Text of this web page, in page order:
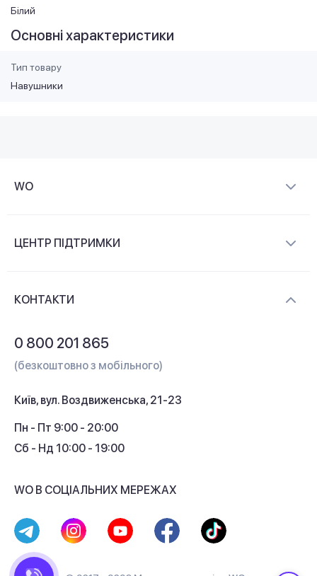
Білий
Основні характеристики
Тип товару
Навушники
WO
Контакти
ЦЕНТР ПІДТРИМКИ
Кешбек
КОНТАКТИ
0 800 201 865
(безкоштовно з мобільного)
Київ, вул. Воздвиженська, 21-23
Пн - Пт 9:00 - 20:00
Сб - Нд 10:00 - 19:00
WO В СОЦІАЛЬНИХ МЕРЕЖАХ